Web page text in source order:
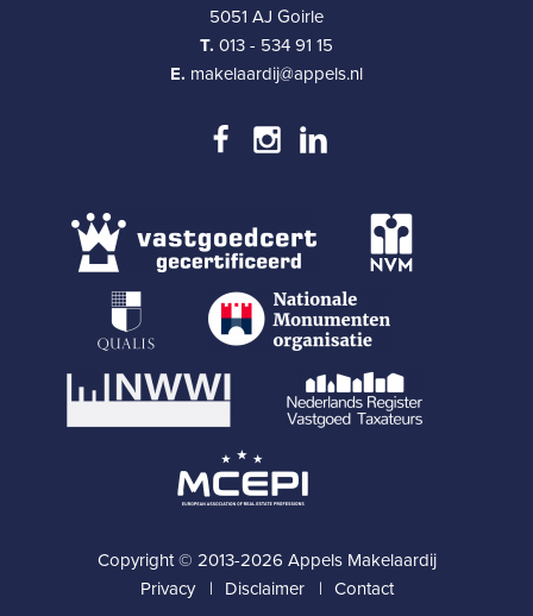
5051 AJ Goirle
T. 013 - 534 91 15
E. makelaardij@appels.nl
Copyright © 2013-2026 Appels Makelaardij
Privacy
Disclaimer Contact